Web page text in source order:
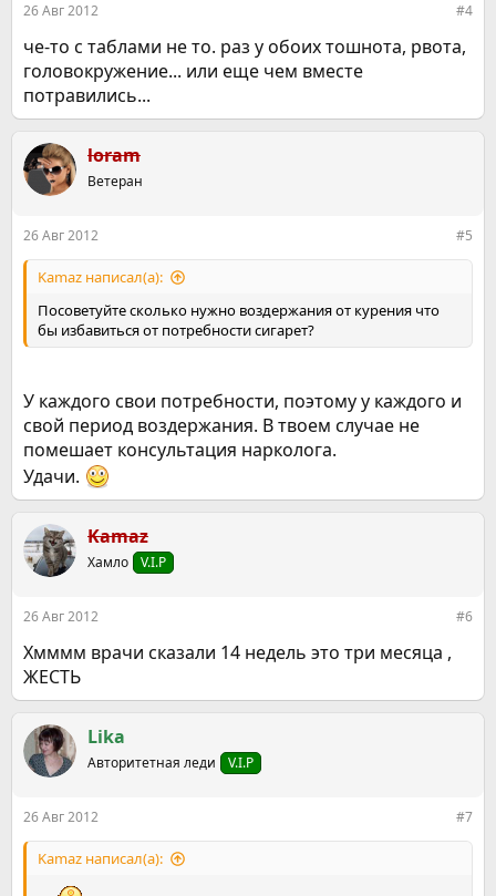
26 Авг 2012 #4
че-то с таблами не то. раз у обоих тошнота, рвота,
головокружение... или еще чем вместе
потравились...
loram
Ветеран
26 Авг 2012 #5
Kamaz написал(а):
Посоветуйте сколько нужно воздержания от курения что
бы избавиться от потребности сигарет?
У каждого свои потребности, поэтому у каждого и
свой период воздержания. В твоем случае не
помешает консультация нарколога.
Удачи.
Kamaz
Хамло V.I.P
26 Авг 2012 #6
Хмммм врачи сказали 14 недель это три месяца ,
ЖЕСТЬ
Lika
Авторитетная леди V.I.P
26 Авг 2012 #7
Kamaz написал(а):